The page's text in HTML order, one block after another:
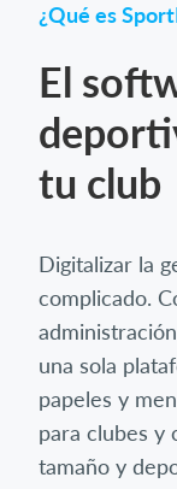
¿Qué es
El
tu club
Digitalizar la
complicado.
una sola
papeles y
para clubes y
tamaño y